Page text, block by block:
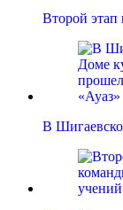
Второй
В